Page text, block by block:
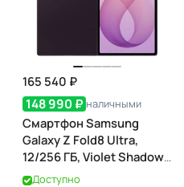
165 540 ₽
148 990 ₽ наличными
Смартфон Samsung
Galaxy Z Fold8 Ultra,
12/256 ГБ, Violet Shadow
(фиолетовая тень)
Доступно